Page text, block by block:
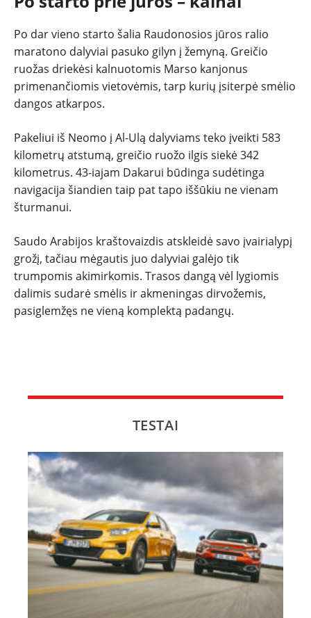
Po dar vieno starto šalia Raudonosios jūros ralio
maratono dalyviai pasuko gilyn į žemyną. Greičio
ruožas driekėsi kalnuotomis Marso kanjonus
primenančiomis vietovėmis, tarp kurių įsiterpė smėlio
dangos atkarpos.
Pakeliui iš Neomo į Al-Ulą dalyviams teko įveikti 583
kilometrų atstumą, greičio ruožo ilgis siekė 342
kilometrus. 43-iajam Dakarui būdinga sudėtinga
navigacija šiandien taip pat tapo iššūkiu ne vienam
šturmanui.
Saudo Arabijos kraštovaizdis atskleidė savo įvairialypį
grožį, tačiau mėgautis juo dalyviai galėjo tik
trumpomis akimirkomis. Trasos dangą vėl lygiomis
dalimis sudarė smėlis ir akmeningas dirvožemis,
pasiglemžęs ne vieną komplektą padangų.
TESTAI